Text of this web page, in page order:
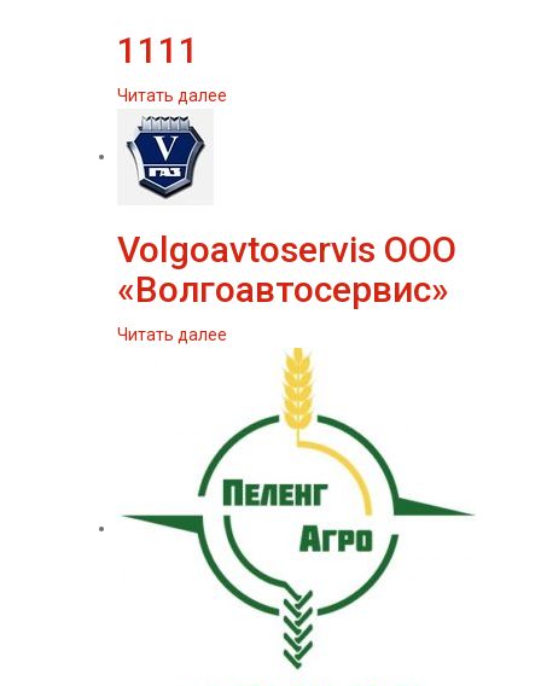
1111
Читать далее
Volgoavtoservis ООО
«Волгоавтосервис»
Читать далее